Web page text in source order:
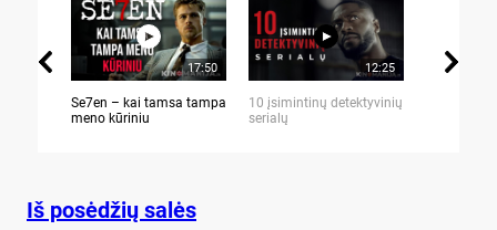
17:50
Se7en – kai tamsa tampa
meno kūriniu
12:25
10 įsimintinų detektyvinių
serialų
Iš posėdžių salės